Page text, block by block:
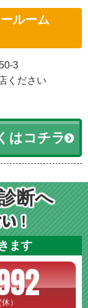
ルーム
3
ください
はコチラ
断へ
ます
）